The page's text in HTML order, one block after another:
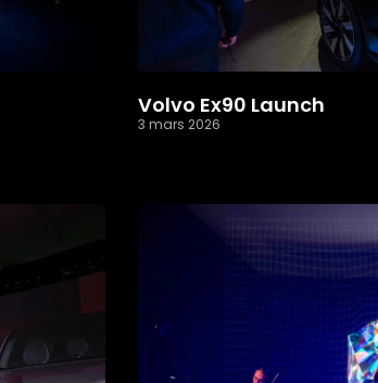
Volvo Ex90 Launch
3 mars 2026